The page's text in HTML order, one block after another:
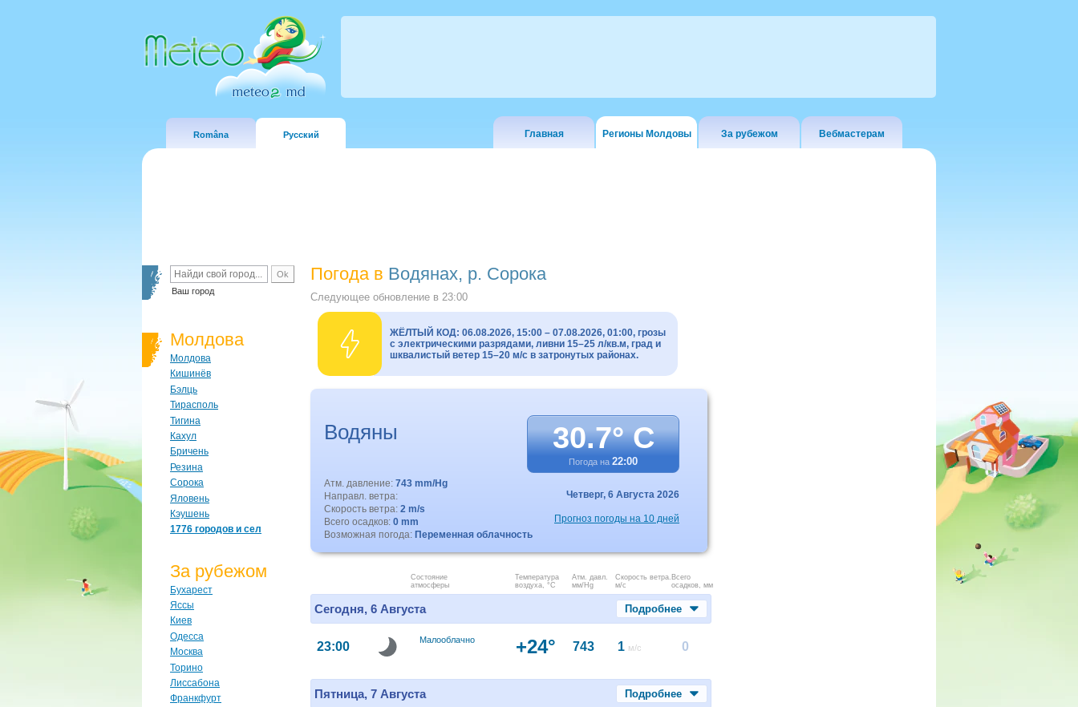
Româna Русский Главная Регионы Молдовы За рубежом Вебмастерам
Ваш город
Молдова
Молдова
Кишинёв
Бэлць
Тирасполь
Тигина
Кахул
Бричень
Резина
Сорока
Яловень
Кэушень
1776 городов и сел
За рубежом
Бухарест
Яссы
Киев
Одесса
Москва
Торино
Лиссабона
Франкфурт
Погода в Водянах, р. Сорока
Следующее обновление в 23:00
ЖЁЛТЫЙ КОД: 06.08.2026, 15:00 – 07.08.2026, 01:00, грозы
с электрическими разрядами, ливни 15–25 л/кв.м, град и
шквалистый ветер 15–20 м/с в затронутых районах.
Водяны 30.7° C
Погода на 22:00
Атм. давление: 743 mm/Hg
Направл. ветра:
Скорость ветра: 2 m/s
Всего осадков: 0 mm
Возможная погода: Переменная облачность
Четверг, 6 Августа 2026
Прогноз погоды на 10 дней
Состояние
атмосферы
Температура
воздуха, °C
Атм. давл.
мм/Hg
Скорость ветра.
м/с
Всего
осадков, мм
Сегодня, 6 Августа Подробнее
23:00 Малооблачно +24° 743 1 м/с 0
Пятница, 7 Августа Подробнее